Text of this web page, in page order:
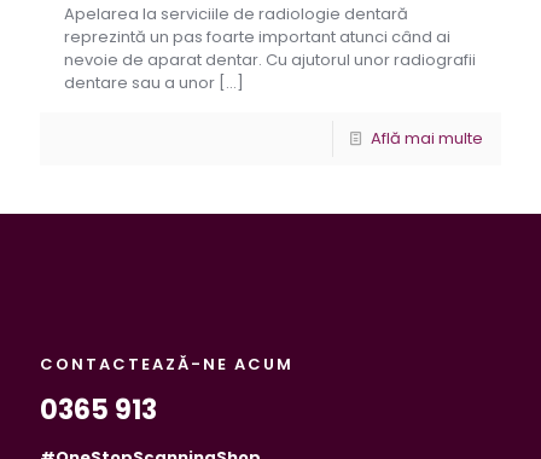
Apelarea la serviciile de radiologie dentară
reprezintă un pas foarte important atunci când ai
nevoie de aparat dentar. Cu ajutorul unor radiografii
dentare sau a unor […]
Află mai multe
CONTACTEAZĂ-NE ACUM
0365 913